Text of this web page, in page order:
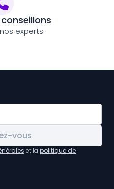
experts
vous
et la politique de